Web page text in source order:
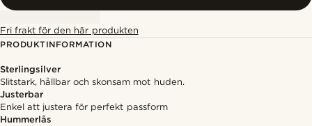
Fri frakt för den här produkten
PRODUKTINFORMATION
Sterlingsilver
Slitstark, hållbar och skonsam mot huden.
Justerbar
Enkel att justera för perfekt passform
Hummerlås